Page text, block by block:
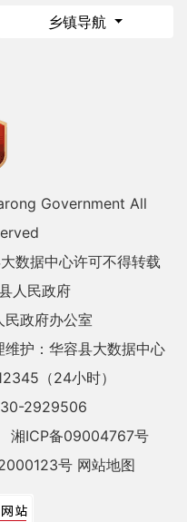
乡镇导航
Government All
数据中心许可不得转载
人民政府
民政府办公室
维护：华容县大数据中心
（24小时）
2929506
湘ICP备09004767号
号 网站地图